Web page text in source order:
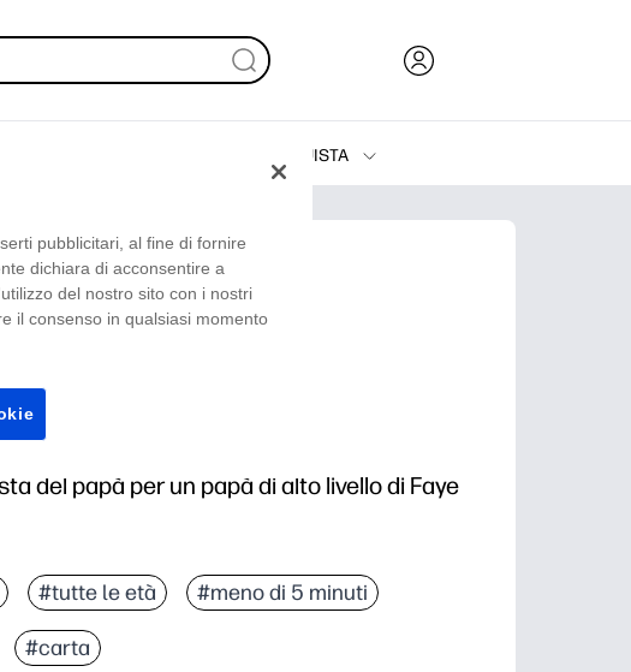
ACQUISTA
Stampanti
papà
del papà per un papà di alto livello di Faye
#tutte le età #meno di 5 minuti
#carta
pubblicitari, al fine di fornire
dichiara di acconsentire a
del nostro sito con i nostri
il consenso in qualsiasi momento